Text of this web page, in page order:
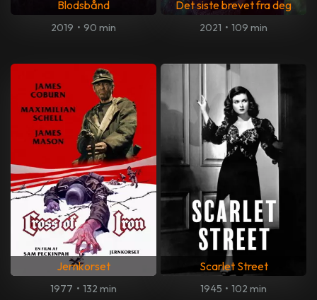
Blodsbånd
2019 • 90 min
Det siste brevet fra deg
2021 • 109 min
Jernkorset
1977 • 132 min
Scarlet Street
1945 • 102 min